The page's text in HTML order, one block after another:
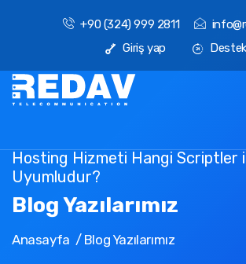
+90 (324) 999 2811
Giriş yap
Destek
Hosting Hizmeti Hangi Scriptler
Uyumludur?
Blog Yazılarımız
Anasayfa Blog Yazılarımız